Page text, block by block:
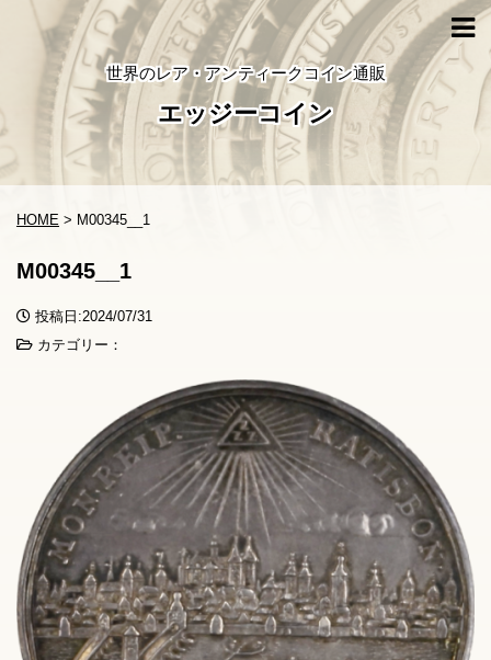
世界のレア・アンティークコイン通販
エッジーコイン
HOME > M00345__1
M00345__1
投稿日:2024/07/31
カテゴリー：